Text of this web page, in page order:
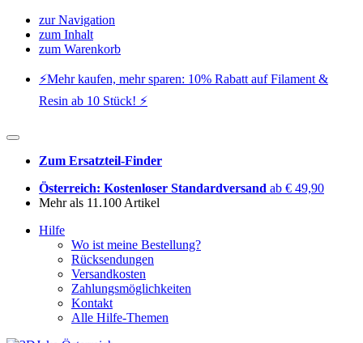
zur Navigation
zum Inhalt
zum Warenkorb
⚡️Mehr kaufen, mehr sparen: 10% Rabatt auf Filament &
Resin ab 10 Stück! ⚡️
Zum Ersatzteil-Finder
Österreich: Kostenloser Standardversand ab € 49,90
Mehr als 11.100 Artikel
Hilfe
Wo ist meine Bestellung?
Rücksendungen
Versandkosten
Zahlungsmöglichkeiten
Kontakt
Alle Hilfe-Themen